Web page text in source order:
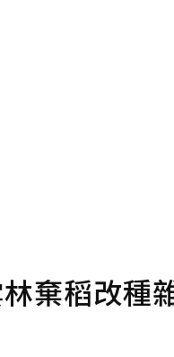
棄稻改種